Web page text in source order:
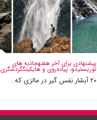
پیشنهادی برای آخر هفتهجاذبه های
توریستیدو، پیاده‌روی و هایکینگگردشگری
۲۰ آبشار نفس گیر در مالزی که…